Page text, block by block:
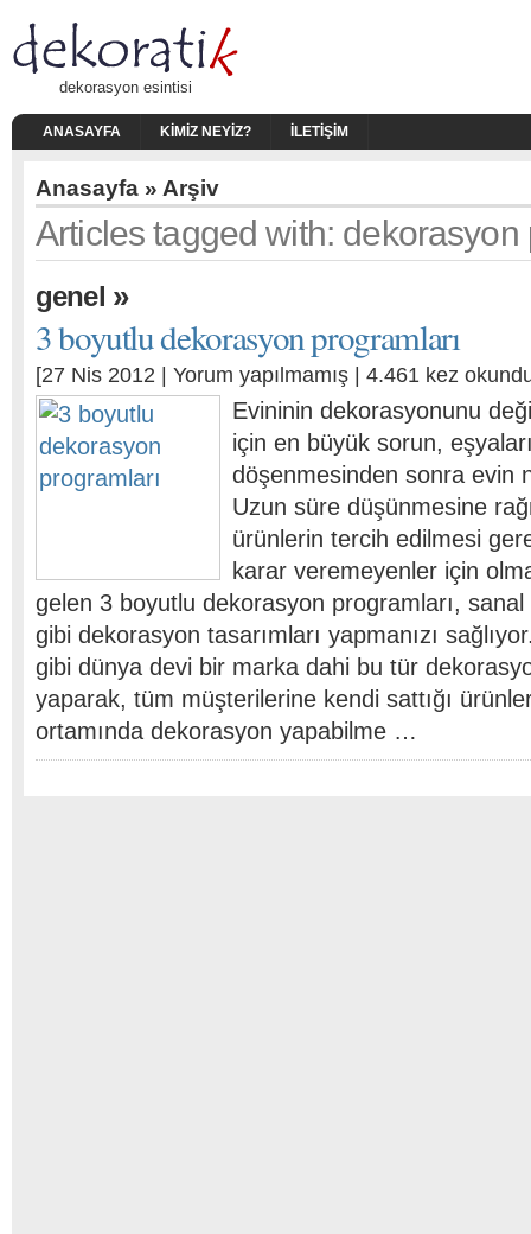
dekorasyon esintisi
ANASAYFA KIMIZ NEYIZ? İLETIŞIM
Anasayfa » Arşiv
Articles tagged with: dekorasyon
genel »
3 boyutlu dekorasyon programları
[27 Nis 2012 | Yorum yapılmamış | 4.461 kez
Evininin dekorasyonunu
için en büyük sorun,
döşenmesinden sonra evin
Uzun süre düşünmesine
ürünlerin tercih edilmesi
karar veremeyenler için
gelen 3 boyutlu dekorasyon programları,
gibi dekorasyon tasarımları yapmanızı
gibi dünya devi bir marka dahi bu tür
yaparak, tüm müşterilerine kendi sattığı
ortamında dekorasyon yapabilme …